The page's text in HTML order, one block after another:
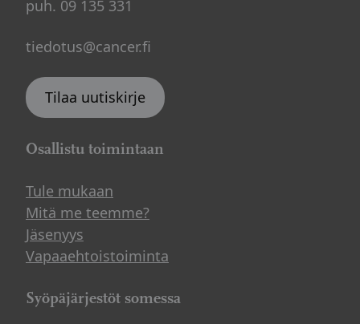
puh. 09 135 331
tiedotus@cancer.fi
Tilaa uutiskirje
Osallistu toimintaan
Tule mukaan
Mitä me teemme?
Jäsenyys
Vapaaehtoistoiminta
Syöpäjärjestöt somessa